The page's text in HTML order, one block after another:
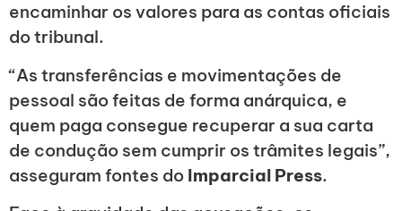
encaminhar os valores para as contas oficiais
do tribunal.
“As transferências e movimentações de
pessoal são feitas de forma anárquica, e
quem paga consegue recuperar a sua carta
de condução sem cumprir os trâmites legais”,
asseguram fontes do Imparcial Press.